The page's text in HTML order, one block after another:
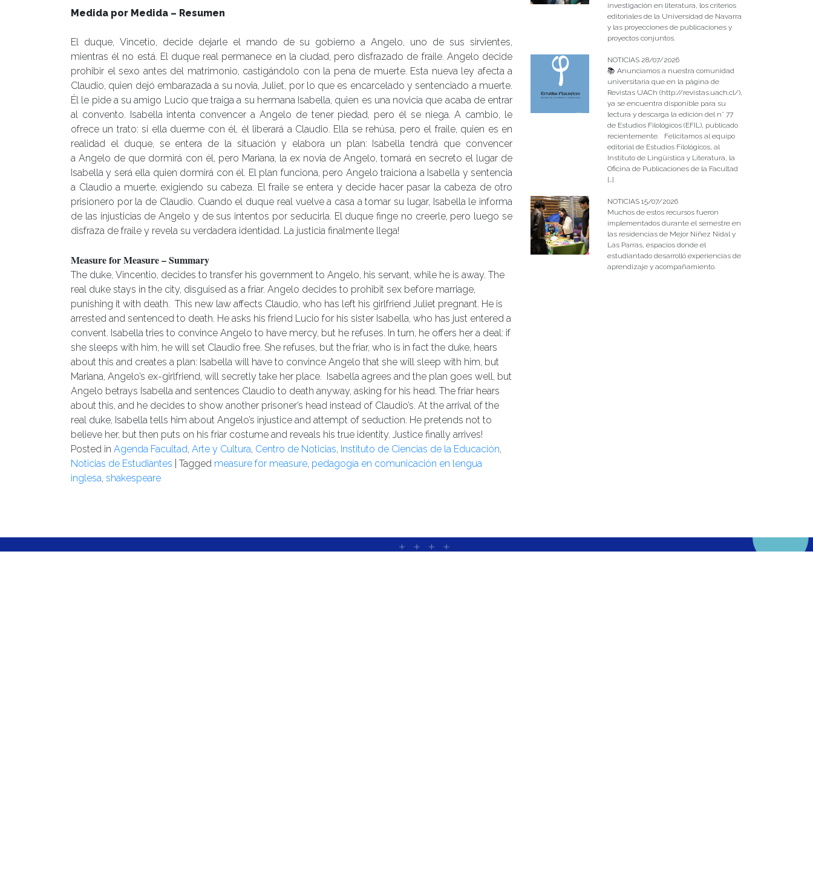
Medida por Medida – Resumen
El duque, Vincetio, decide dejarle el mando de su gobierno aAngelo, uno de sus sirvientes,
mientras él no está. El duque real permanece en la ciudad, pero disfrazado de fraile. Angelo decide
prohibir el sexo antes del matrimonio, castigándolo con la pena de muerte. Esta nueva ley afecta a
Claudio, quien dejó embarazada a su novia, Juliet, por lo que es encarcelado y sentenciado a muerte.
Él le pide a su amigo Lucio que traiga a su hermana Isabella, quien es una novicia que acaba de entrar
al convento. Isabella intenta convencer a Angelo de tener piedad, pero él se niega. A cambio, le
ofrece un trato: si ella duerme con él, él liberará a Claudio. Ella se rehúsa, pero el fraile, quien es en
realidad el duque, se entera de la situación y elabora un plan: Isabella tendrá que convencer
aAngelo de que dormirá con él, pero Mariana, la ex novia deAngelo, tomará en secreto el lugar de
Isabella y será ella quien dormirá con él. El plan funciona, pero Angelo traiciona a Isabella y sentencia
a Claudio a muerte, exigiendo su cabeza. El fraile se entera y decide hacer pasar la cabeza de otro
prisionero por la de Claudio. Cuando el duque real vuelve a casa a tomar su lugar, Isabella le informa
de las injusticias deAngelo y de sus intentos por seducirla. El duque finge no creerle, pero luego se
disfraza de fraile y revela su verdadera identidad. La justicia finalmente llega!
Measure for Measure – Summary
The duke, Vincentio, decides to transfer his government to Angelo, his servant, while he is away. The
real duke stays in the city, disguised as a friar. Angelo decides to prohibit sex before marriage,
punishing it with death. This new law affects Claudio, who has left his girlfriend Juliet pregnant. He is
arrested and sentenced to death. He asks his friend Lucio for his sister Isabella, who has just entered a
convent. Isabella tries to convince Angelo to have mercy, but he refuses. In turn, he offers her a deal: if
she sleeps with him, he will set Claudio free. She refuses, but the friar, who is in fact the duke, hears
about this and creates a plan: Isabella will have to convince Angelo that she will sleep with him, but
Mariana, Angelo’s ex-girlfriend, will secretly take her place. Isabella agrees and the plan goes well, but
Angelo betrays Isabella and sentences Claudio to death anyway, asking for his head. The friar hears
about this, and he decides to show another prisoner’s head instead of Claudio’s. At the arrival of the
real duke, Isabella tells him about Angelo’s injustice and attempt of seduction. He pretends not to
believe her, but then puts on his friar costume and reveals his true identity. Justice finally arrives!
Posted in Agenda Facultad, Arte y Cultura, Centro de Noticias, Instituto de Ciencias de la Educación,
Noticias de Estudiantes
Tagged measure for measure, pedagogía en comunicación en lengua
inglesa, shakespeare
investigación en literatura, los criterios
editoriales de la Universidad de Navarra
y las proyecciones de publicaciones y
proyectos conjuntos.
NOTICIAS 28/07/2026
📚 Anunciamos a nuestra comunidad
universitaria que en la página de
Revistas UACh (http://revistas.uach.cl/),
ya se encuentra disponible para su
lectura y descarga la edición del n° 77
de Estudios Filológicos (EFIL), publicado
recientemente. Felicitamos al equipo
editorial de Estudios Filológicos, al
Instituto de Lingüística y Literatura, la
Oficina de Publicaciones de la Facultad
[…]
NOTICIAS 15/07/2026
Muchos de estos recursos fueron
implementados durante el semestre en
las residencias de Mejor Niñez Nidal y
Las Parras, espacios donde el
estudiantado desarrolló experiencias de
aprendizaje y acompañamiento.